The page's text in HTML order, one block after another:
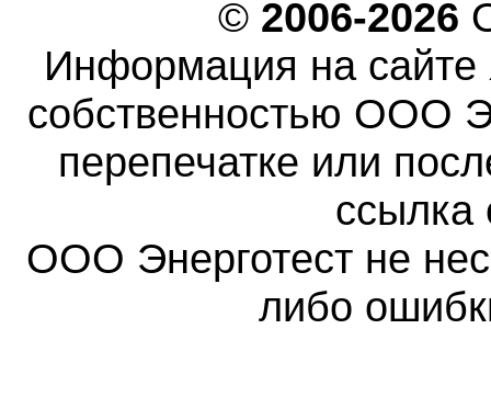
© 2006-2026
Информация на сайте
собственностью ООО
перепечатке или
ссылка
ООО Энерготест не
либо